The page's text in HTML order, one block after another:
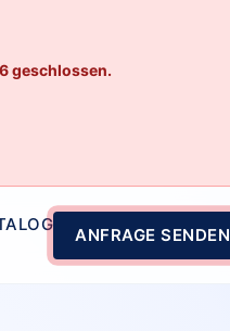
geschlossen.
ANFRAGE SENDEN